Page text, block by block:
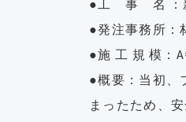
●工 事 名 ：
●発注事務所：
●施 工 規 模：
●概要：当初、
まったため、